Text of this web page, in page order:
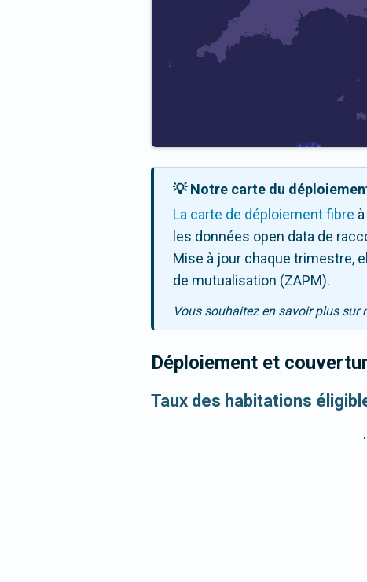
💡 Notre carte du
La carte de déploiement fibre
les données open data de
Mise à jour chaque trimestre,
de mutualisation (ZAPM).
Vous souhaitez en savoir plus sur
Déploiement et
Taux des habitations